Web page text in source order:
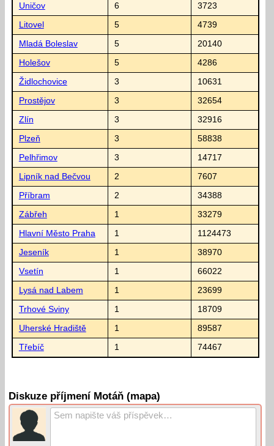
Uničov 6 3723
Litovel 5 4739
Mladá Boleslav 5 20140
Holešov 5 4286
Židlochovice 3 10631
Prostějov 3 32654
Zlín 3 32916
Plzeň 3 58838
Pelhřimov 3 14717
Lipník nad Bečvou 2 7607
Příbram 2 34388
Zábřeh 1 33279
Hlavní Město Praha 1 1124473
Jeseník 1 38970
Vsetín 1 66022
Lysá nad Labem 1 23699
Trhové Sviny 1 18709
Uherské Hradiště 1 89587
Třebíč 1 74467
Diskuze příjmení Motáň (mapa)